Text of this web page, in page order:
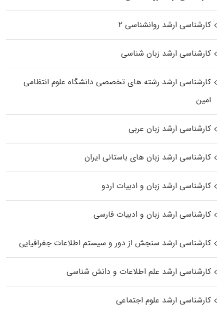
کارشناسی ارشد روانشناسی ۲
کارشناسی ارشد زبان شناسی
کارشناسی ارشد رﺷﺘﻪ ﻫﺎی تخصصی داﻧﺸﮕﺎه ﻋﻠﻮم انتظامی
اﻣﻴﻦ
کارشناسی ارشد زبان عربی
کارشناسی ارشد زبان‌ های باستانی ایران
کارشناسی ارشد زبان و ادبیات اردو
کارشناسی ارشد زبان و ادبیات فارسی
کارشناسی ارشد سنجش از دور و سیستم اطلاعات جغرافیایی
کارشناسی ارشد علم اطلاعات و دانش شناسی
کارشناسی ارشد علوم اجتماعی